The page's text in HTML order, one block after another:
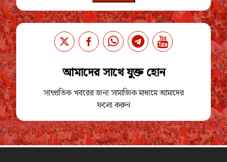
আমাদের সাথে যুক্ত হোন
সাম্প্রতিক খবরের জন্য সামাজিক মাধ্যমে আমাদের
ফলো করুন